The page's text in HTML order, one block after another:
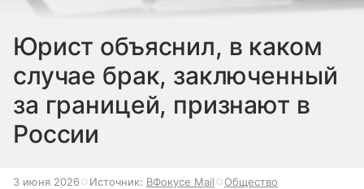
Юрист объяснил, в каком
случае брак, заключенный
за границей, признают в
России
3 июня 2026 Источник: ВФокусе Mail Общество